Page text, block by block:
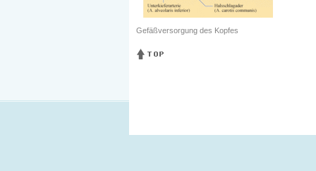
Gefäßversorgung des Kopfes